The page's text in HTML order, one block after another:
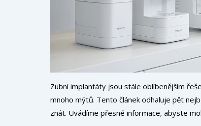
Zubní implantáty jsou stále oblíbenějším
mnoho mýtů. Tento článek odhaluje pět
znát. Uvádíme přesné informace, abyste